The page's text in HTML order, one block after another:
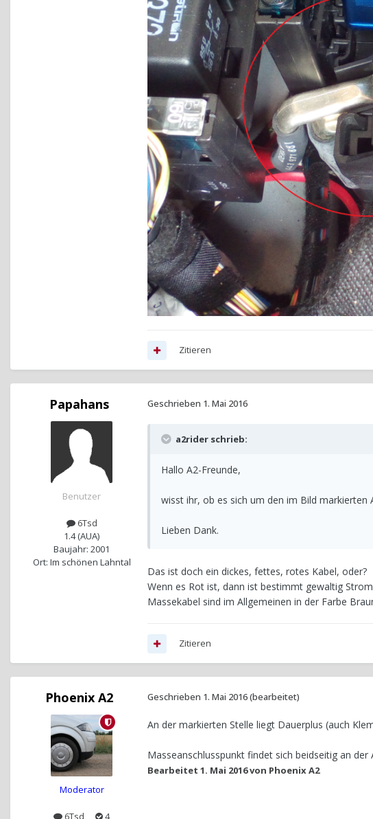
Zitieren
Papahans
Benutzer
6Tsd
1.4 (AUA)
Baujahr: 2001
Ort: Im schönen Lahntal
Geschrieben 1. Mai 2016
a2rider schrieb:
Hallo A2-Freunde,
wisst ihr, ob es sich um den im Bild markierten
Lieben Dank.
Das ist doch ein dickes, fettes, rotes Kabel, oder?
Wenn es Rot ist, dann ist bestimmt gewaltig
Massekabel sind im Allgemeinen in der Farbe
Zitieren
Phoenix A2
Moderator
6Tsd
4
Geschrieben 1. Mai 2016(bearbeitet)
An der markierten Stelle liegt Dauerplus (auch
Masseanschlusspunkt findet sich beidseitig an der
Bearbeitet 1. Mai 2016von Phoenix A2